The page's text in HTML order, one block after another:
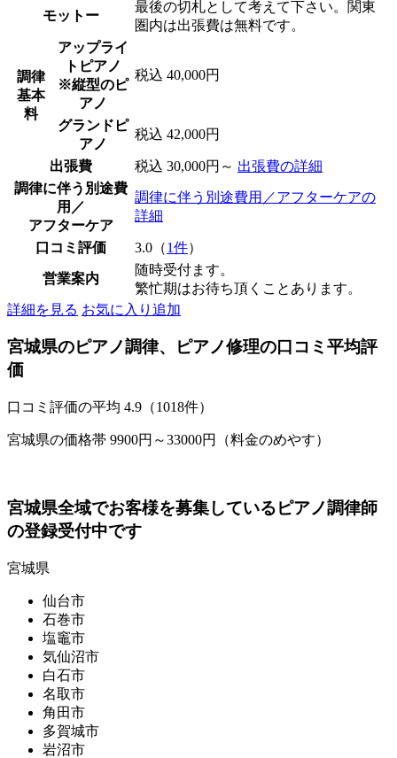
モットー
最後の切札として考えて下さい。関東
圏内は出張費は無料です。
調律
基本
料
アップライ
トピアノ
※縦型のピ
アノ
税込 40,000円
グランドピ
アノ
税込 42,000円
出張費 税込 30,000円～ 出張費の詳細
調律に伴う別途費
用／
アフターケア
調律に伴う別途費用／アフターケアの
詳細
口コミ評価 3.0（1件）
営業案内
随時受付ます。
繁忙期はお待ち頂くことあります。
詳細を見る お気に入り追加
宮城県のピアノ調律、ピアノ修理の口コミ平均評
価
口コミ評価の平均 4.9（1018件）
宮城県の価格帯 9900円～33000円（料金のめやす）
宮城県全域でお客様を募集しているピアノ調律師
の登録受付中です
宮城県
仙台市
石巻市
塩竈市
気仙沼市
白石市
名取市
角田市
多賀城市
岩沼市